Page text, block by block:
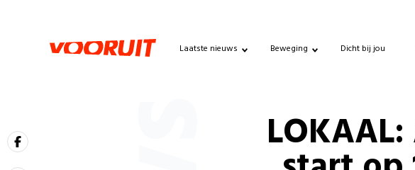
Laatste nieuws Beweging Dicht bij jou